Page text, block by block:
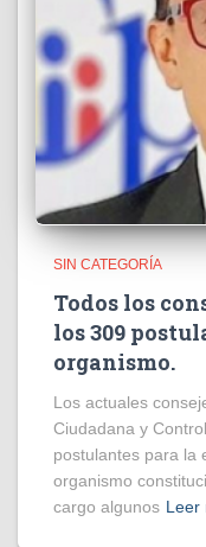
SIN CATEGORÍA
Todos los
los 309
organismo.
Los actuales
Ciudadana y
postulantes para la
organismo
cargo algunos Leer